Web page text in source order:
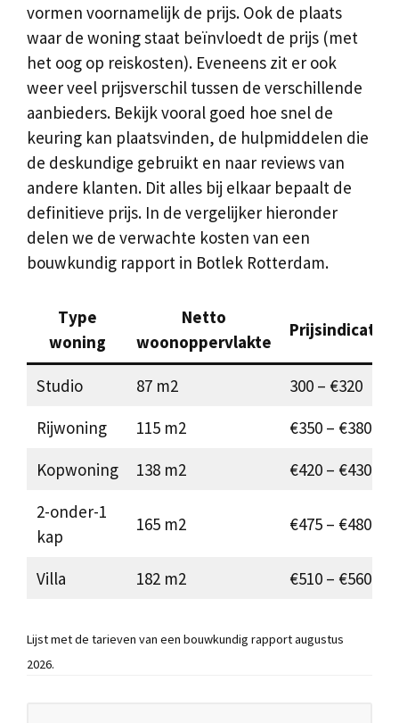
vormen voornamelijk de prijs. Ook de plaats
waar de woning staat beïnvloedt de prijs (met
het oog op reiskosten). Eveneens zit er ook
weer veel prijsverschil tussen de verschillende
aanbieders. Bekijk vooral goed hoe snel de
keuring kan plaatsvinden, de hulpmiddelen die
de deskundige gebruikt en naar reviews van
andere klanten. Dit alles bij elkaar bepaalt de
definitieve prijs. In de vergelijker hieronder
delen we de verwachte kosten van een
bouwkundig rapport in Botlek Rotterdam.
Type
woning
Netto
woonoppervlakte
Prijsindicatie
Studio 87 m2
300 – €320
Rijwoning
115 m2
€350 – €380
Kopwoning
138 m2
€420 – €430
2-onder-1
kap
165 m2 €475 – €480
Villa 182 m2 €510 – €560
Lijst met de tarieven van een bouwkundig rapport augustus
2026.